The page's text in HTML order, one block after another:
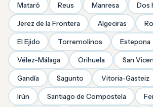
Mataró Reus Manresa Dos
Jerez de la Frontera Algeciras
El Ejido Torremolinos Estepona
Vélez-Málaga Orihuela San
Gandía Sagunto Vitoria-Gasteiz
Irún Santiago de Compostela